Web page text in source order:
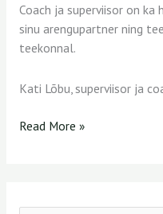
Coach ja superviisor on ka
sinu arengupartner ning
teekonnal.
Kati Lõbu, superviisor ja
Read More »